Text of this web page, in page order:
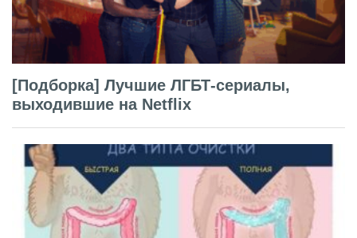
[Подборка] Лучшие ЛГБТ-сериалы,
выходившие на Netflix